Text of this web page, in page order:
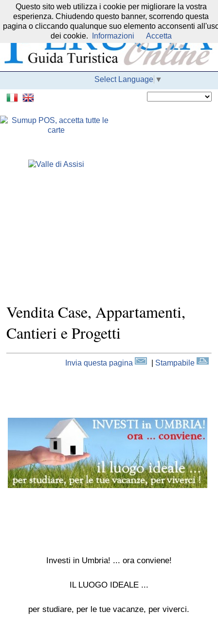
Il nostro network:
Select Language ▼
Vendita Case, Appartamenti,
Cantieri e Progetti
Invia questa pagina Stampabile
Investi in Umbria! ... ora conviene!
IL LUOGO IDEALE ...
per studiare, per le tue vacanze, per viverci.
Questo sito web utilizza i cookie per migliorare la vostra
esperienza. Chiudendo questo banner, scorrendo questa
pagina o cliccando qualunque suo elemento acconsenti
dei cookie.
Informazioni Accetta